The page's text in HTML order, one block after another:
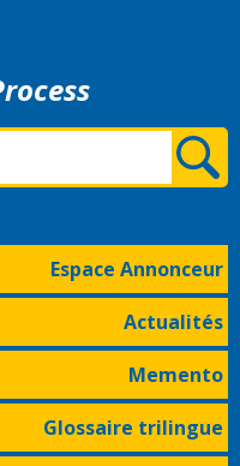
Espace Annonceur
Actualités
Memento
Glossaire trilingue